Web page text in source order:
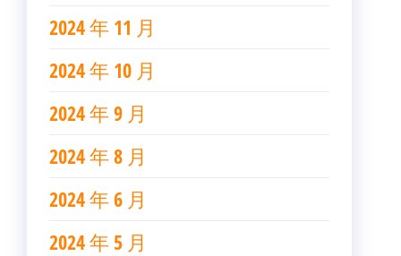
2024 年 11 月
2024 年 10 月
2024 年 9 月
2024 年 8 月
2024 年 6 月
2024 年 5 月